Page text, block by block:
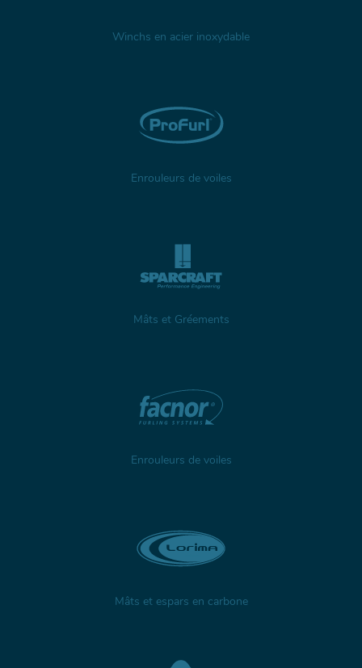
Winchs en acier inoxydable
Enrouleurs de voiles
Mâts et Gréements
Enrouleurs de voiles
Mâts et espars en carbone